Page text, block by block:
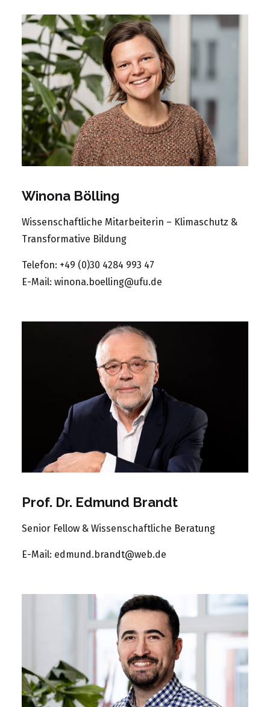
Winona Bölling
Wissenschaftliche Mitarbeiterin – Klimaschutz &
Transformative Bildung
Telefon: +49 (0)30 4284 993 47
E-Mail: winona.boelling@ufu.de
Prof. Dr. Edmund Brandt
Senior Fellow & Wissenschaftliche Beratung
E-Mail: edmund.brandt@web.de